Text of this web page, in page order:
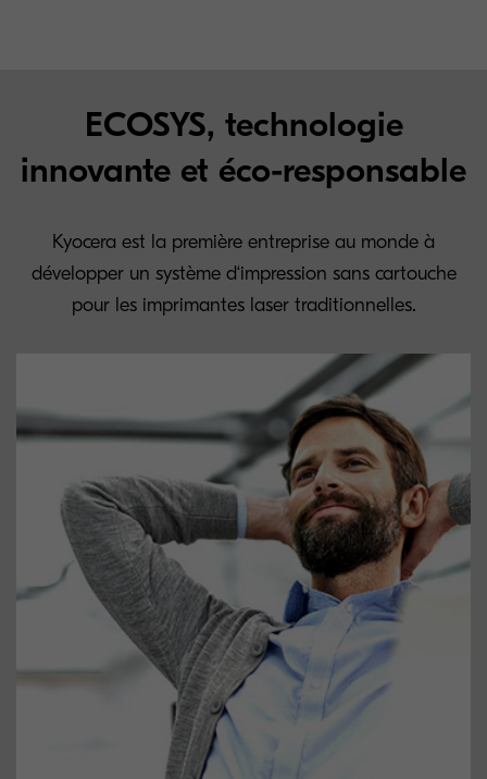
ECOSYS, technologie
innovante et éco-responsable
Kyocera est la première entreprise au monde à
développer un système d‘impression sans cartouche
pour les imprimantes laser traditionnelles.